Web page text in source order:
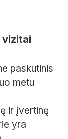
vizitai
paskutinis
metu
ir įvertinę
yra